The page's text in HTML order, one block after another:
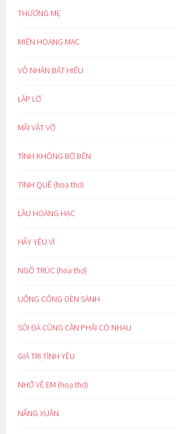
THƯƠNG MẸ
MIỀN HOANG MẠC
VÔ NHÂN BẤT HIẾU
LẬP LỜ
MÃI VẬT VỜ
TÌNH KHÔNG BỜ BẾN
TÌNH QUÊ (hoạ thơ)
LẦU HOÀNG HẠC
HÃY YÊU VÌ
NGÕ TRÚC (hoạ thơ)
UỔNG CÔNG ĐÈN SÁNH
SỎI ĐÁ CŨNG CẦN PHẢI CÓ NHAU
GIÁ TRỊ TÌNH YÊU
NHỚ VỀ EM (hoạ thơ)
NẮNG XUÂN